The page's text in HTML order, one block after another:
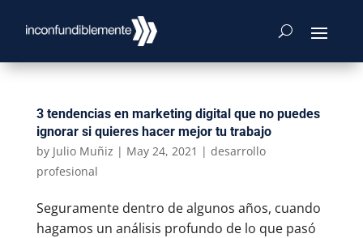
3 tendencias en marketing digital que no puedes
ignorar si quieres hacer mejor tu trabajo
by Julio Muñiz | May 24, 2021 | desarrollo
profesional
Seguramente dentro de algunos años, cuando
hagamos un análisis profundo de lo que pasó